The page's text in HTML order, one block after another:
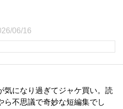
06/16
気になり過ぎてジャケ買い。読
ら不思議で奇妙な短編集でし